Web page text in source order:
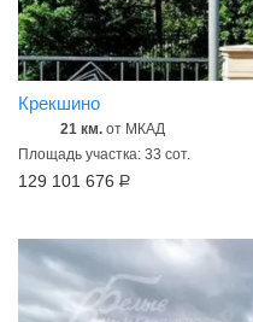
Крекшино
21 км. от МКАД
Площадь участка: 33 сот.
129 101 676 Р